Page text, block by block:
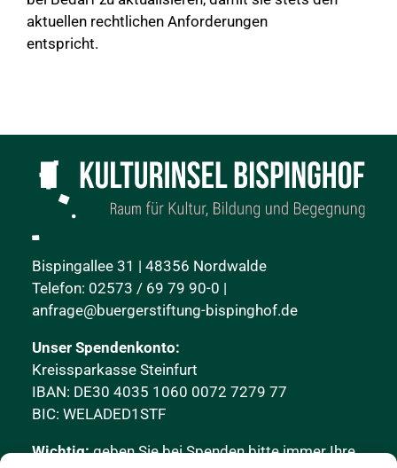
aktuellen rechtlichen Anforderungen
entspricht.
Bispingallee 31 | 48356 Nordwalde
Telefon: 02573 / 69 79 90-0 |
anfrage@buergerstiftung-bispinghof.de
Unser Spendenkonto:
Kreissparkasse Steinfurt
IBAN: DE30 4035 1060 0072 7279 77
BIC: WELADED1STF
Wichtig:geben Sie bei Spenden bitte immer Ihre